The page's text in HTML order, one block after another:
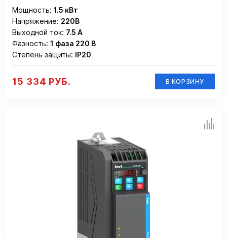
Мощность: 1.5 кВт
Напряжение: 220В
Выходной ток: 7.5 А
Фазность: 1 фаза 220 В
Степень защиты: IP20
15 334 РУБ. В КОРЗИНУ